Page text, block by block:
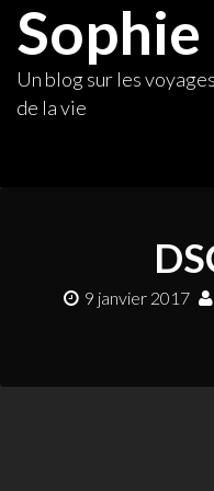
Skip
Un blog sur les
de la vie
9 janvier 2017